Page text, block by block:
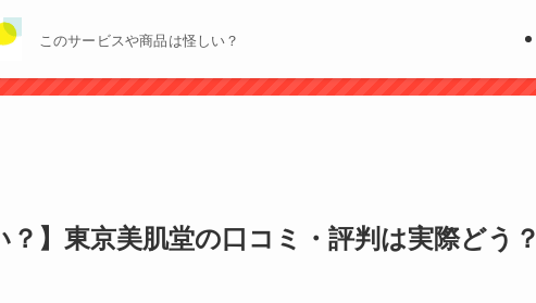
このサービスや商品は怪しい？
？】東京美肌堂の口コミ・評判は実際どう？